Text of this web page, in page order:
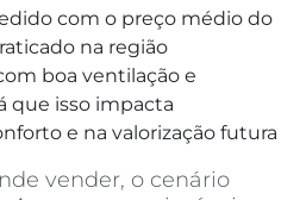
com o preço médio do
na região
boa ventilação e
que isso impacta
e na valorização futura
vender, o cenário